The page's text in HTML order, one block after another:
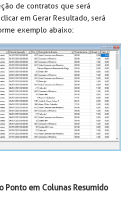
de contratos que será
em Gerar Resultado, será
exemplo abaixo:
Ponto em Colunas Resumido